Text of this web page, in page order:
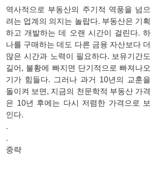
역사적으로 부동산의 주기적 역풍을 넘으
려는 업계의 의지는 놀랍다. 부동산은 기획
하고 개발하는 데 오랜 시간이 걸린다. 하
나를 구매하는 데도 다른 금융 자산보다 더
많은 시간과 노력이 필요하다. 보유기간도
길어, 불황에 빠지면 단기적으로 빠져나오
기가 힘들다. 그러나 과거 10년의 교훈을
돌이켜 보면, 지금의 천문학적 부동산 가격
은 10년 후에는 다시 저렴한 가격으로 보
인다.
.
.
중략